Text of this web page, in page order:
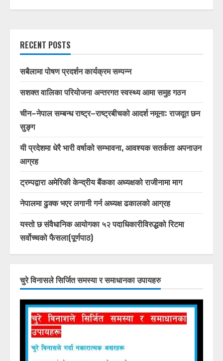
RECENT POSTS
सबैलामा पोषण प्रदर्शन कार्यक्रम सम्पन्न
सशक्त वालिका परियोजना अन्तरगत स्वस्थ्य आमा समुह गठन
चीन–नेपाल सम्बन्ध राष्ट्र–राष्ट्रबीचको आदर्श नमूना: राजदूत छन
सुङ्ग
यी प्रदेशमा धेरै भारी वर्षाको सम्भावना, आवश्यक सतर्कता अपनाउन
आग्रह
ट्रम्पद्वारा अमेरिकी केन्द्रीय बैंकका अध्यक्षको राजीनामा माग
नेपालमा ढुक्क भएर लगानी गर्न अध्यक्ष ढकालको आग्रह
यस्तो छ संवैधानिक आयोगका ५२ पदाधिकारीविरुद्धको रिटमा
सर्वोच्चको फैसला(पूर्णपाठ)
चुरे विनासले सिर्जित समस्या र समाधानका उपायहरु